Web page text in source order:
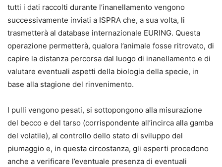
tutti i dati raccolti durante l’inanellamento vengono
successivamente inviati a ISPRA che, a sua volta, li
trasmetterà al database internazionale EURING. Questa
operazione permetterà, qualora l’animale fosse ritrovato, di
capire la distanza percorsa dal luogo di inanellamento e di
valutare eventuali aspetti della biologia della specie, in
base alla stagione del rinvenimento.
I pulli vengono pesati, si sottopongono alla misurazione
del becco e del tarso (corrispondente all’incirca alla gamba
del volatile), al controllo dello stato di sviluppo del
piumaggio e, in questa circostanza, gli esperti procedono
anche a verificare l’eventuale presenza di eventuali